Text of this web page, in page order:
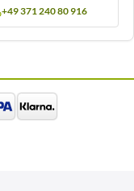
+49 371 240 80 916